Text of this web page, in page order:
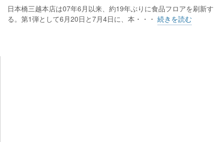
日本橋三越本店は07年6月以来、約19年ぶりに食品フロアを刷新す
る。第1弾として6月20日と7月4日に、本・・・ 続きを読む